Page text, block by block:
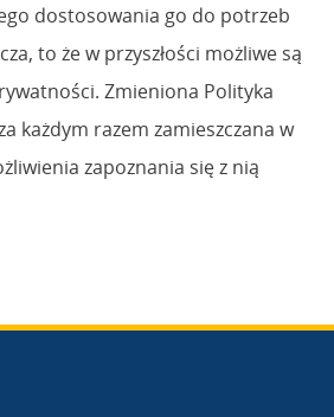
dostosowania go do potrzeb
to że w przyszłości możliwe są
Zmieniona Polityka
każdym razem zamieszczana w
zapoznania się z nią